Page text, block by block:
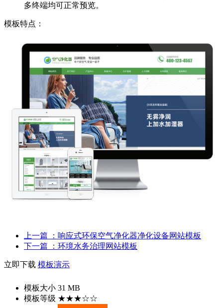
多终端均可正常预览。
模板特点：
上一篇
：响应式环保空气净化器净化设备网站模板
下一篇
：环境水务治理网站模板
立即下载 模板演示
模板大小 31 MB
模板等级 ★★★☆☆